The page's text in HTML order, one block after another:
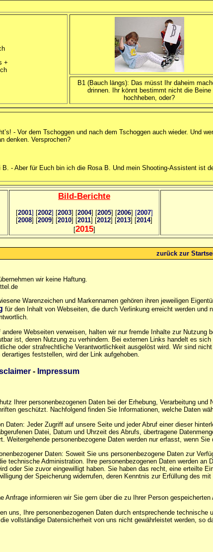
+
B1 (Bauch längs): Das müsst Ihr daheim
drinnen. Ihr könnt bestimmt nicht die Beine
hochheben, oder?
- Vor dem Tschoggen und nach dem Tschoggen auch wieder. Und
denken. Versprochen?
- Aber für Euch bin ich die Rosa B. Und mein Shooting-Assistent ist
Bild-Berichte
[2001] [2002] [2003] [2004] [2005] [2006] [2007]
[2008] [2009] [2010] [2011] [2012] [2013] [2014]
[2015]
zurück zur
wir keine Haftung.
Warenzeichen und Markennamen gehören ihren jeweiligen
für den Inhalt von Webseiten, die durch Verlinkung erreicht werden
Webseiten verweisen, halten wir nur fremde Inhalte zur
ist, deren Nutzung zu verhindern. Bei externen Links handelt es
oder strafrechtliche Verantwortlichkeit ausgelöst wird. Wir sind
feststellen, wird der Link aufgehoben.
- Impressum
Ihrer personenbezogenen Daten bei der Erhebung, Verarbeitung
geschützt. Nachfolgend finden Sie Informationen, welche Daten
Daten: Jeder Zugriff auf unsere Seite und jeder Abruf einer dieser
Datei, Datum und Uhrzeit des Abrufs, übertragene
Weitergehende personenbezogene Daten werden nur erfasst, wenn
Daten: Soweit Sie uns personenbezogene Daten zur
technische Administration. Ihre personenbezogenen Daten werden
oder Sie zuvor eingewilligt haben. Sie haben das recht, eine erteilte
der Speicherung widerrufen, deren Kenntnis zur Erfüllung des
informieren wir Sie gern über die zu Ihrer Person gespeicherten
uns, Ihre personenbezogenen Daten durch entsprechende
vollständige Datensicherheit von uns nicht gewährleistet werden, so